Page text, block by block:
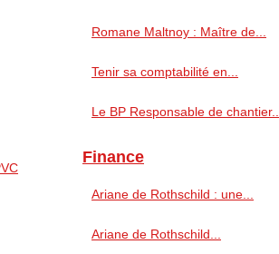
Romane Maltnoy : Maître de...
Tenir sa comptabilité en...
Le BP Responsable de chantier...
Finance
Ariane de Rothschild : une...
Ariane de Rothschild...